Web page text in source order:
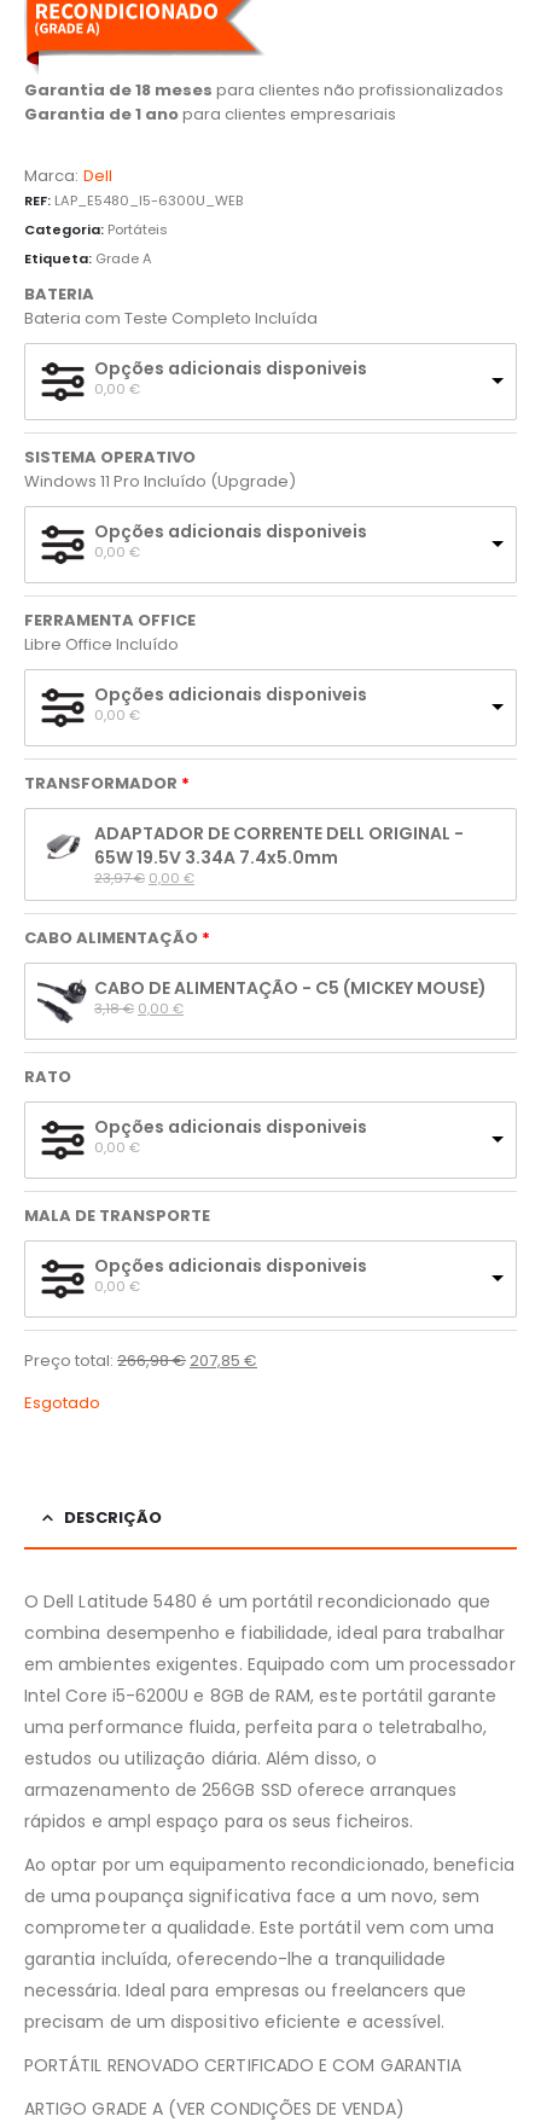
Garantia de 18 meses para clientes não profissionalizados
Garantia de 1 anopara clientes empresariais
Marca: Dell
REF: LAP_E5480_I5-6300U_WEB
Categoria: Portáteis
Etiqueta: Grade A
BATERIA
Bateria com Teste Completo Incluída
Opções adicionais disponiveis
0,00 €
SISTEMA OPERATIVO
Windows 11 Pro Incluído (Upgrade)
Opções adicionais disponiveis
0,00 €
FERRAMENTA OFFICE
Libre Office Incluído
Opções adicionais disponiveis
0,00 €
TRANSFORMADOR
ADAPTADOR DE CORRENTE DELL ORIGINAL -
65W 19.5V 3.34A 7.4x5.0mm
23,97 € 0,00 €
CABO ALIMENTAÇÃO
CABO DE ALIMENTAÇÃO - C5 (MICKEY MOUSE)
3,18 € 0,00 €
RATO
Opções adicionais disponiveis
0,00 €
MALA DE TRANSPORTE
Opções adicionais disponiveis
0,00 €
Preço total: 266,98€207,85 €
Esgotado
DESCRIÇÃO
O Dell Latitude 5480 é um portátil recondicionado que
combina desempenho e fiabilidade, ideal para trabalhar
em ambientes exigentes. Equipado com um processador
Intel Core i5-6200U e 8GB de RAM, este portátil garante
uma performance fluida, perfeita para o teletrabalho,
estudos ou utilização diária. Além disso, o
armazenamento de 256GB SSD oferece arranques
rápidos e ampl espaço para os seus ficheiros.
Ao optar por um equipamento recondicionado, beneficia
de uma poupança significativa face a um novo, sem
comprometer a qualidade. Este portátil vem com uma
garantia incluída, oferecendo-lhe a tranquilidade
necessária. Ideal para empresas ou freelancers que
precisam de um dispositivo eficiente e acessível.
PORTÁTIL RENOVADO CERTIFICADO E COM GARANTIA
ARTIGO GRADE A (VER CONDIÇÕES DE VENDA)